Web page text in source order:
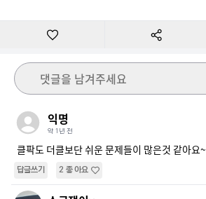
댓글을 남겨주세요
익명
약 1년 전
클팍도 더클보단 쉬운 문제들이 많은것 같아요~
답글쓰기 2 좋아요